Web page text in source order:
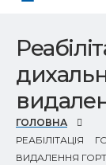
ГОЛОВНА
РЕАБІЛІТАЦІЯ
ВИДАЛЕННЯ